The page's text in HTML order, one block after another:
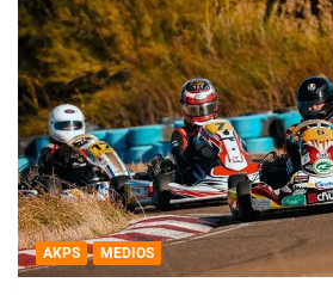
AKPS MEDIOS